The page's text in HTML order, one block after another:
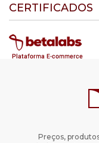
CERTIFICADOS
Preços,